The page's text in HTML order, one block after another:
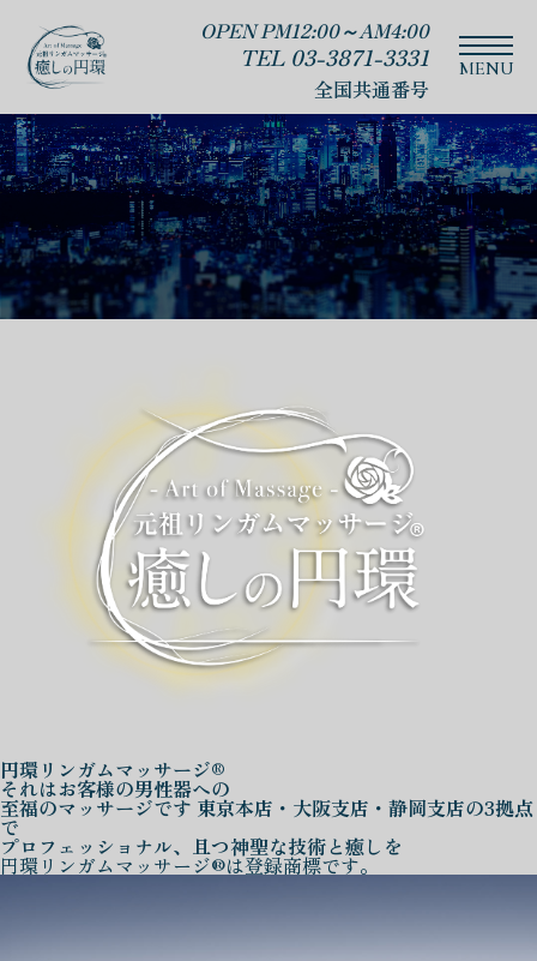
OPEN PM12:00～AM4:00
TEL 03-3871-3331
全国共通番号
円環リンガムマッサージ®
それはお客様の男性器への
至福のマッサージです 東京本店・大阪支店・静岡支店の3拠点
で
プロフェッショナル、且つ神聖な技術と癒しを
円環リンガムマッサージ®は登録商標です。